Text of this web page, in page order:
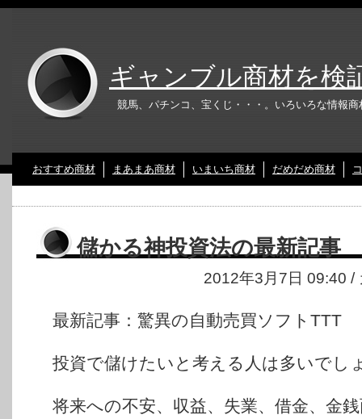
ギャンブル商材を検
競馬、パチンコ、宝くじ・・・。いろいろな情報
おすすめ商材 まあまあ商材 いまいち商材 だめだめ商材
儲かる神投資法の最新記事
2012年3月7日 09:40 /
最新記事：驚異の自動売買ソフトTTT
投資で儲けたいと考える人は多いでし
将来への不安、収益、失業、借金、金